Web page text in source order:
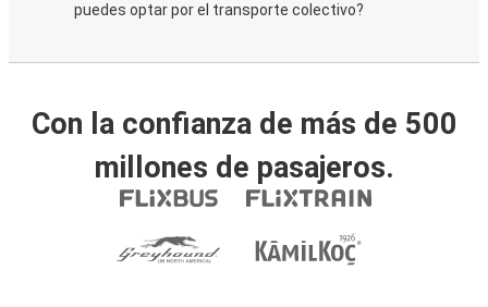
puedes optar por el transporte colectivo?
Con la confianza de más de 500
millones de pasajeros.